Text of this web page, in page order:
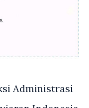
Administrasi